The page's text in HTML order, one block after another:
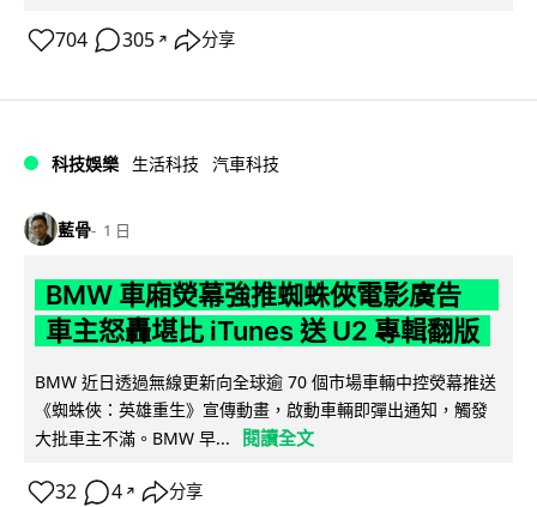
704 305 ↗ 分享
科技娛樂 生活科技 汽車科技
藍骨 1 日
BMW 車廂熒幕強推蜘蛛俠電影廣告
車主怒轟堪比 iTunes 送 U2 專輯翻版
BMW 近日透過無線更新向全球逾 70 個市場車輛中控熒幕推送
《蜘蛛俠：英雄重生》宣傳動畫，啟動車輛即彈出通知，觸發
大批車主不滿。BMW 早...
閱讀全文
32 4 ↗ 分享